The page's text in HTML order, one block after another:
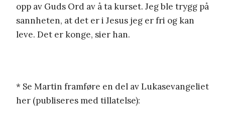
opp av Guds Ord av å ta kurset. Jeg ble trygg på
sannheten, at det er i Jesus jeg er fri og kan
leve. Det er konge, sier han.
* Se Martin framføre en del av Lukasevangeliet
her (publiseres med tillatelse):